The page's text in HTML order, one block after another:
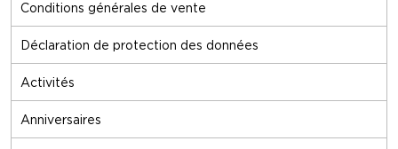
Conditions générales de vente
Déclaration de protection des données
Activités
Anniversaires